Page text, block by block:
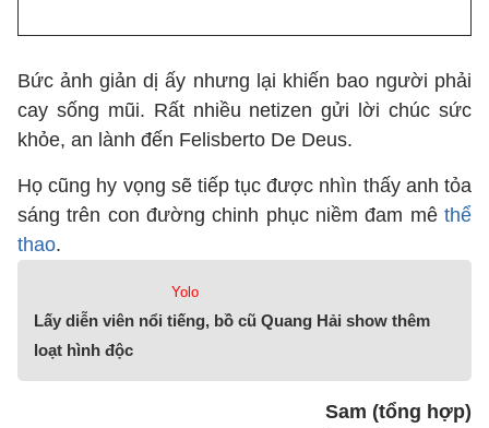
Bức ảnh giản dị ấy nhưng lại khiến bao người phải
cay sống mũi. Rất nhiều netizen gửi lời chúc sức
khỏe, an lành đến Felisberto De Deus.
Họ cũng hy vọng sẽ tiếp tục được nhìn thấy anh tỏa
sáng trên con đường chinh phục niềm đam mê thể
thao.
Yolo
Lấy diễn viên nổi tiếng, bồ cũ Quang Hải show thêm
loạt hình độc
Sam (tổng hợp)